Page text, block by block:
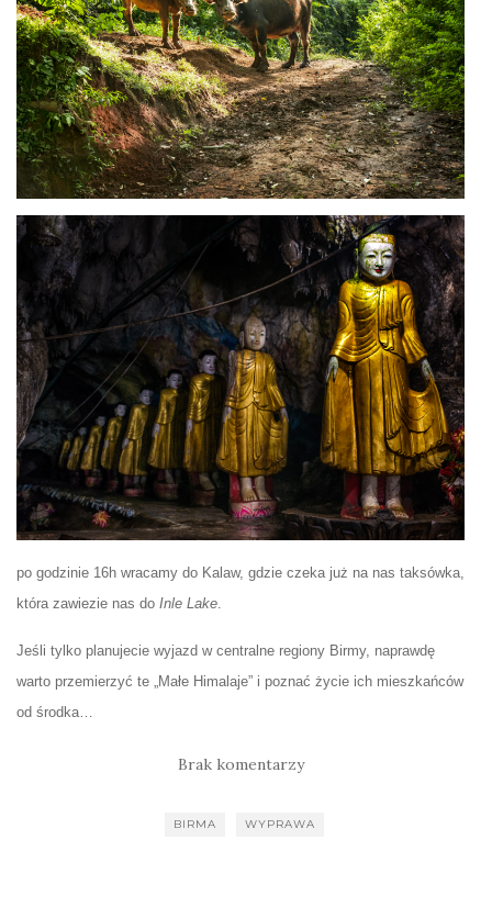
po godzinie 16h wracamy do Kalaw, gdzie czeka już na nas taksówka,
która zawiezie nas do Inle Lake
Jeśli tylko planujecie wyjazd w centralne regiony Birmy, naprawdę
warto przemierzyć te „Małe Himalaje” i poznać życie ich mieszkańców
od środka…
Brak komentarzy
BIRMA WYPRAWA